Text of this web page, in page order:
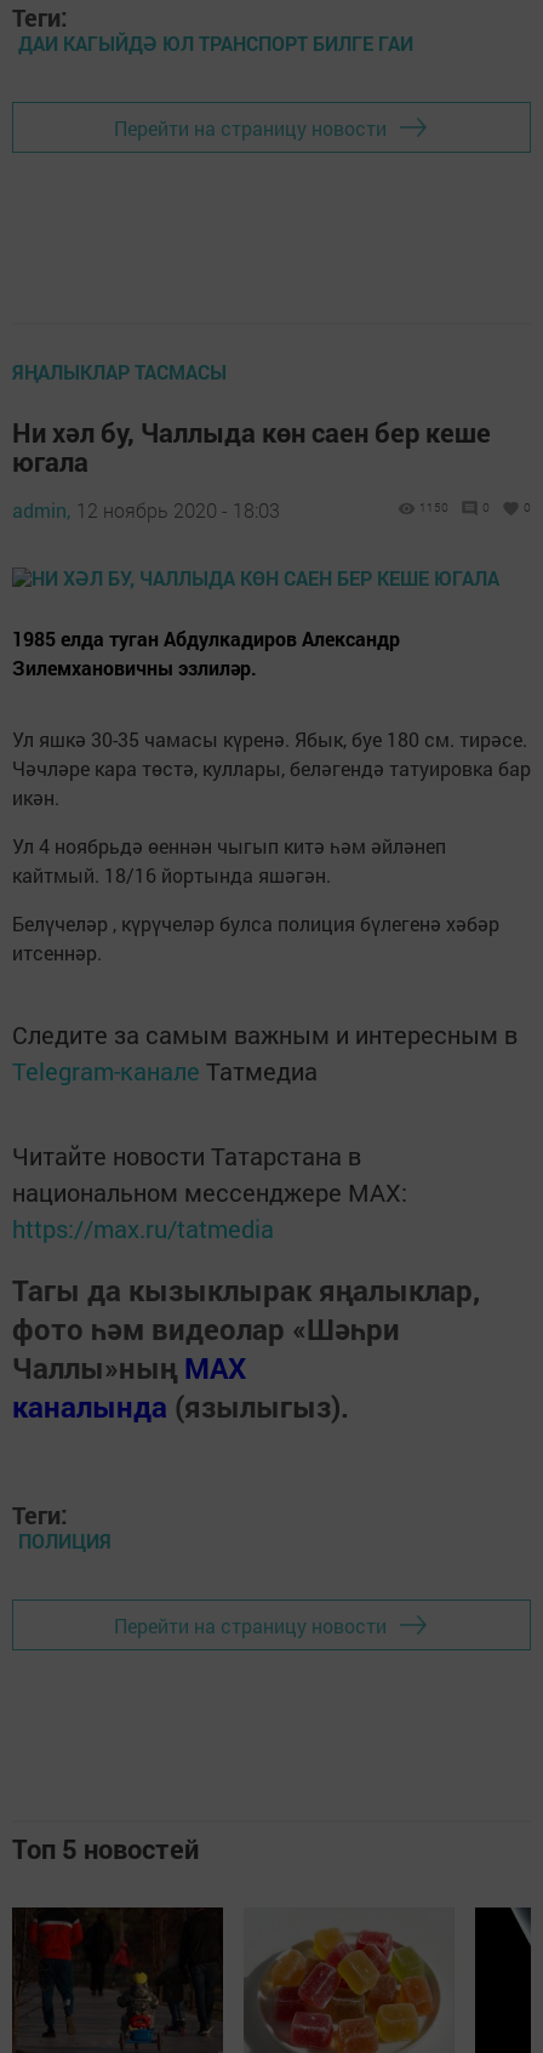
Теги:
ДАИ КАГЫЙДӘ ЮЛ ТРАНСПОРТ БИЛГЕ ГАИ
Перейти на страницу новости
ЯҢАЛЫКЛАР ТАСМАСЫ
Ни хәл бу, Чаллыда көн саен бер кеше
югала
admin, 12 ноябрь 2020 - 18:03 1150 0 0
1985 елда туган Абдулкадиров Александр
Зилемхановичны эзлиләр.
Ул яшкә 30-35 чамасы күренә. Ябык, буе 180 см. тирәсе.
Чәчләре кара төстә, куллары, беләгендә татуировка бар
икән.
Ул 4 ноябрьдә өеннән чыгып китә һәм әйләнеп
кайтмый. 18/16 йортында яшәгән.
Белүчеләр , күрүчеләр булса полиция бүлегенә хәбәр
итсеннәр.
Следите за самым важным и интересным в
Telegram-канале Татмедиа
Читайте новости Татарстана в
национальном мессенджере MАХ:
https://max.ru/tatmedia
Тагы да кызыклырак яңалыклар,
фото һәм видеолар «Шәһри
Чаллы»ның MAX
каналында (язылыгыз).
Теги:
ПОЛИЦИЯ
Перейти на страницу новости
Топ 5 новостей